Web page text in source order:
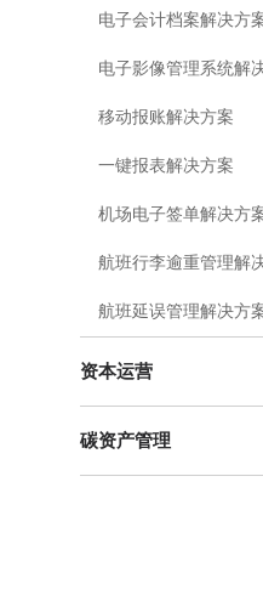
电子会计档案解决方
电子影像管理系统解
移动报账解决方案
一键报表解决方案
机场电子签单解决方
航班行李逾重管理解
航班延误管理解决方
资本运营
碳资产管理